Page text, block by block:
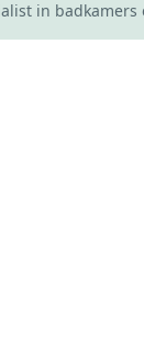
in badkamers